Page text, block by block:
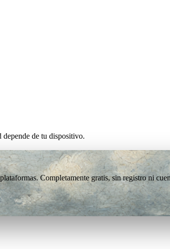
de tu dispositivo.
Completamente gratis, sin registro ni